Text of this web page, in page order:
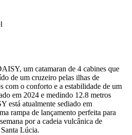
um catamaran de 4 cabines que
de um cruzeiro pelas ilhas de
com o conforto e a estabilidade de um
em 2024 e medindo 12.8 metros
está atualmente sediado em
rampa de lançamento perfeita para
por a cadeia vulcânica de
Lúcia.